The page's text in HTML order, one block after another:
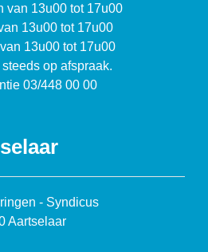
van 13u00 tot 17u00
13u00 tot 17u00
13u00 tot 17u00
op afspraak.
03/448 00 00
- Syndicus
Aartselaar